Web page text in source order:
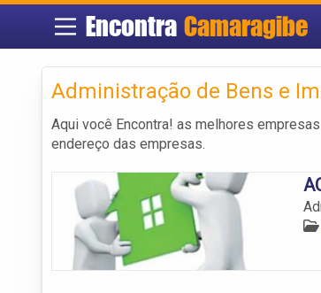
EncontraCamaragibe
Administração de Bens e
Aqui você Encontra! as melhores
endereço das empresas.